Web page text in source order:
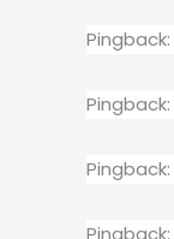
Pingback:
Pingback:
Pingback:
Pingback: